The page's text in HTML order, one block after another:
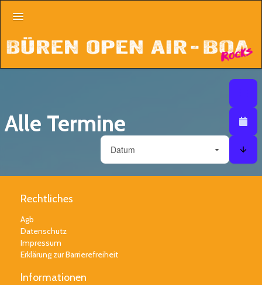
Faq
Alle Termine
Sortieren nach
Rechtliches
Agb
Datenschutz
Impressum
Erklärung zur Barrierefreiheit
Informationen